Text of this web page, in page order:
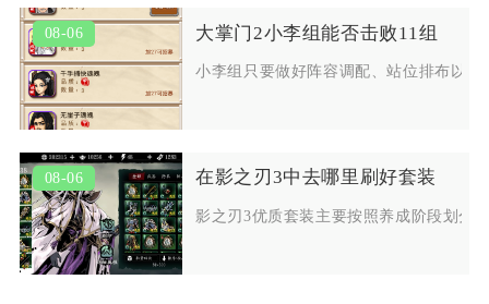
08-06 大掌门2小李组能否击败11组
小李组只要做好阵容调配、站位排布以
08-06 在影之刃3中去哪里刷好套装
影之刃3优质套装主要按照养成阶段划分